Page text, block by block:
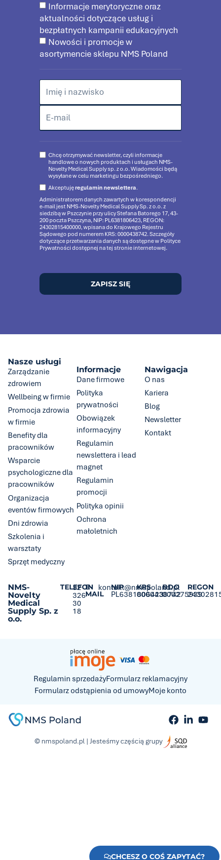
Informacje merytoryczne oraz
aktualności dotyczące usług i
bezpłatnych kampanii edukacyjnych
Nowości i promocje w
asortymencie sklepu NMS Poland
Chcę otrzymywać newsletter, czyli informacje
handlowe o nowych produktach i usługach NMS-
Novelty Medical Supply sp. z o.o. Wiadomości będą
wysyłane w celu marketingu bezpośredniego.
Akceptujęregulamin newslettera.
Administratorem danych zawartych w korespondencji
e-mail jest NMS-Novelty Medical Supply Sp. z o.o. z
siedzibą w Pszczynie przy ulicy Stefana Batorego 17, 43-
200 poczta Pszczyna, NIP: PL6381806423, REGON:
24302815400000, wpisana do Krajowego Rejestru
Sądowego pod numerem KRS: 0000438742. Szczegóły
dotyczące przetwarzania danych są dostępne w Polityce
Prywatności dostępnej na tej stronie internetowej.
ZAPISZ SIĘ
NMS-
Novelty
Medical
Supply Sp. z
o.o.
TELEFON
32
326
30
18
E-
MAIL
kontakt@nmspoland.pl
NIP
PL6381806423
KRS
0000438742
BDO
000275939
REGON
Nasze usługi
Zarządzanie
zdrowiem
Wellbeing w firmie
Promocja zdrowia
w firmie
Benefity dla
pracowników
Wsparcie
psychologiczne dla
pracowników
Organizacja
eventów firmowych
Dni zdrowia
Szkolenia i
warsztaty
Sprzęt medyczny
Informacje
Dane firmowe
Polityka
prywatności
Obowiązek
informacyjny
Regulamin
newslettera i lead
magnet
Regulamin
promocji
Polityka opinii
Ochrona
małoletnich
Nawigacja
O nas
Kariera
Blog
Newsletter
Kontakt
Regulamin sprzedażyFormularz reklamacyjny
Formularz odstąpienia od umowyMoje konto
© nmspoland.pl | Jesteśmy częścią grupy
CHCESZ O COŚ ZAPYTAĆ?